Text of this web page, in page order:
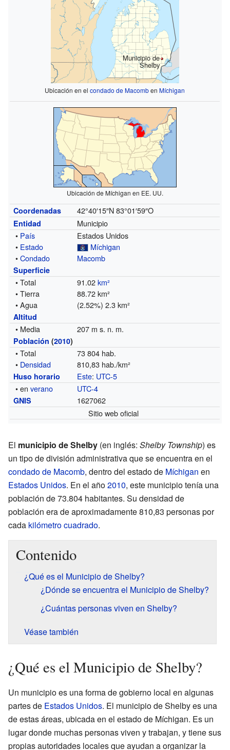
Municipio de
Shelby
Ubicación en elcondado de MacombenMíchigan
Ubicación de Míchigan en EE. UU.
Coordenadas 42°40′15″N 83°01′59″O
Entidad
Municipio
• País
Estados Unidos
• Estado
Míchigan
•Condado Macomb
Superficie
• Total 91.02km²
• Tierra
88.72 km²
• Agua
(2.52%) 2.3 km²
Altitud
• Media 207 m s. n. m.
Población (2010)
• Total
73 804 hab.
• Densidad 810,83 hab./km²
Huso horario Este: UTC-5
• enverano UTC-4
GNIS
1627062
Sitio web oficial
El municipio de Shelby (en inglés: Shelby Township) es
un tipo de división administrativa que se encuentra en el
condado de Macomb, dentro del estado de Míchigan en
Estados Unidos. En el año2010, este municipio tenía una
población de 73.804 habitantes. Su densidad de
población era de aproximadamente 810,83 personas por
cada kilómetro cuadrado.
Contenido
¿Qué es el Municipio de Shelby?
¿Dónde se encuentra el Municipio de Shelby?
¿Cuántas personas viven en Shelby?
Véase también
¿Qué es el Municipio de Shelby?
Un municipio es una forma de gobierno local en algunas
partes de Estados Unidos. El municipio de Shelby es una
de estas áreas, ubicada en el estado de Míchigan. Es un
lugar donde muchas personas viven y trabajan, y tiene sus
propias autoridades locales que ayudan a organizar la